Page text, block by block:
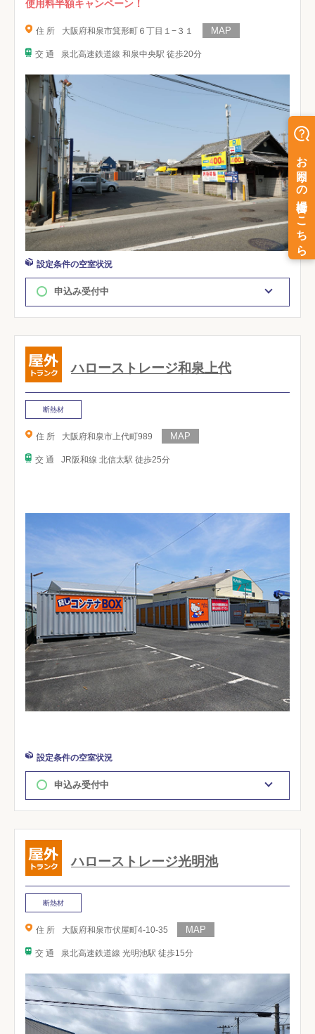
使用料半額キャンペーン！
住 所 大阪府和泉市箕形町６丁目１−３１
交 通 泉北高速鉄道線 和泉中央駅 徒歩20分
設定条件の空室状況
申込み受付中
ハローストレージ和泉上代
断熱材
住 所 大阪府和泉市上代町989
交 通 JR阪和線 北信太駅 徒歩25分
設定条件の空室状況
申込み受付中
ハローストレージ光明池
断熱材
住 所 大阪府和泉市伏屋町4-10-35
交 通 泉北高速鉄道線 光明池駅 徒歩15分